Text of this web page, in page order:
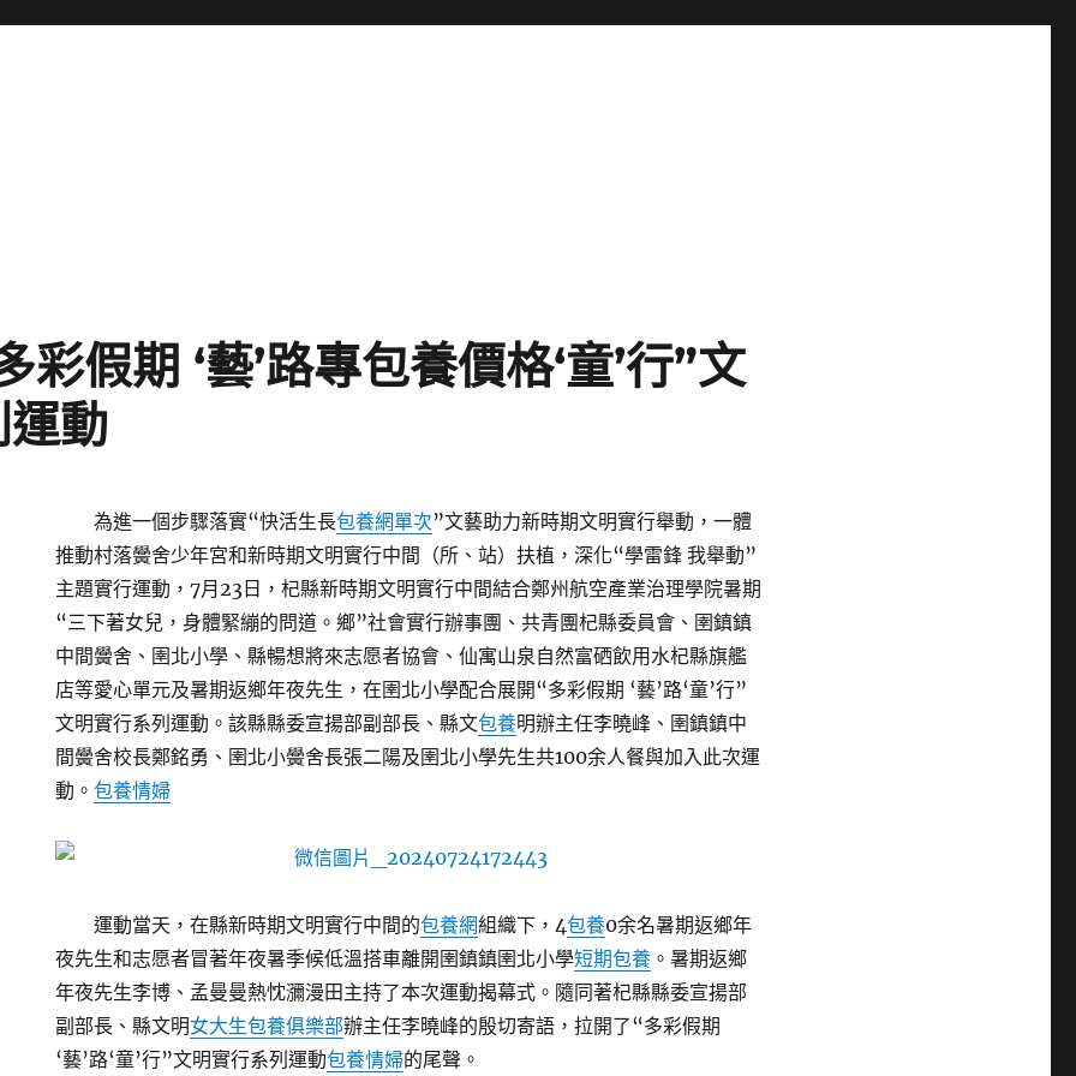
彩假期 ‘藝’路專包養價格‘童’行”文
動
為進一個步驟落實“快活生長包養網單次”文藝助力新時期文明實行舉動，一體
推動村落黌舍少年宮和新時期文明實行中間（所、站）扶植，深化“學雷鋒 我舉動”
主題實行運動，7月23日，杞縣新時期文明實行中間結合鄭州航空產業治理學院暑期
“三下著女兒，身體緊繃的問道。鄉”社會實行辦事團、共青團杞縣委員會、圉鎮鎮
中間黌舍、圉北小學、縣暢想將來志愿者協會、仙寓山泉自然富硒飲用水杞縣旗艦
店等愛心單元及暑期返鄉年夜先生，在圉北小學配合展開“多彩假期 ‘藝’路‘童’行”
文明實行系列運動。該縣縣委宣揚部副部長、縣文包養明辦主任李曉峰、圉鎮鎮中
間黌舍校長鄭銘勇、圉北小黌舍長張二陽及圉北小學先生共100余人餐與加入此次運
動。包養情婦
運動當天，在縣新時期文明實行中間的包養網組織下，4包養0余名暑期返鄉年
夜先生和志愿者冒著年夜暑季候低溫搭車離開圉鎮鎮圉北小學短期包養 。暑期返鄉
年夜先生李博、孟曼曼熱忱瀰漫田主持了本次運動揭幕式。隨同著杞縣縣委宣揚部
副部長、縣文明女大生包養俱樂部辦主任李曉峰的殷切寄語，拉開了“多彩假期
‘藝’路‘童’行”文明實行系列運動包養情婦的尾聲。